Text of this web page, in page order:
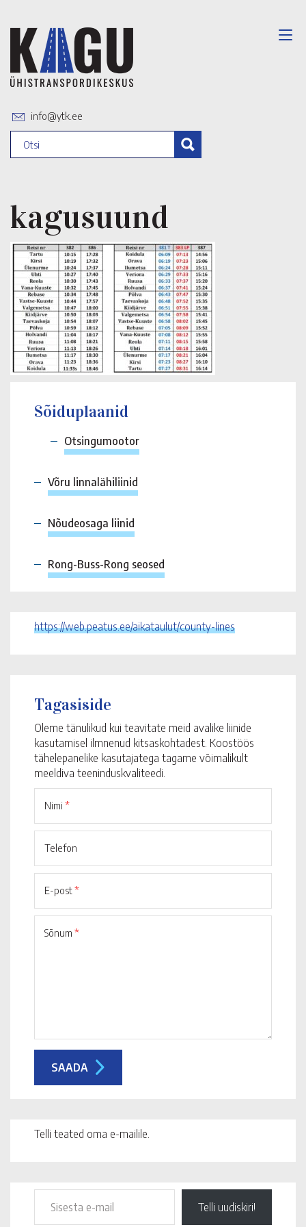
info@ytk.ee
kagusuund
Sõiduplaanid
Otsingumootor
Võru linnalähiliinid
Nõudeosaga liinid
Rong-Buss-Rong seosed
https://web.peatus.ee/aikataulut/county-lines
Tagasiside
Oleme tänulikud kui teavitate meid avalike liinide
kasutamisel ilmnenud kitsaskohtadest. Koostöös
tähelepanelike kasutajatega tagame võimalikult
meeldiva teeninduskvaliteedi.
Nimi *
Telefon
E-post*
Sõnum *
Telli teated oma e-mailile.
Telli uudiskiri!